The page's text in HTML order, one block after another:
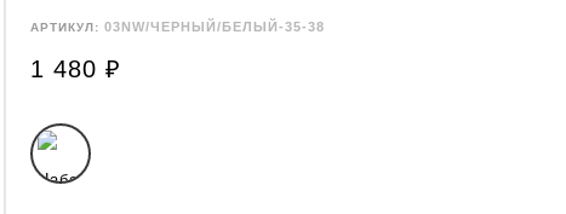
АРТИКУЛ: 03NW/ЧЕРНЫЙ/БЕЛЫЙ-35-38
1 480 ₽